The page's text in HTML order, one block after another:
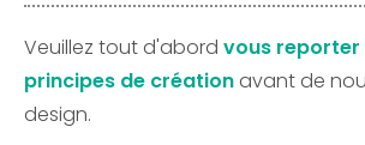
Veuillez tout d'abord vous reporter
principes de création avant de
design.